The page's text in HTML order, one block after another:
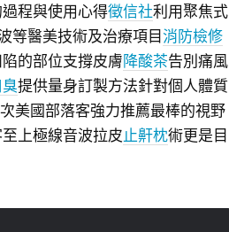
程與使用心得徵信社利用聚焦式
等醫美技術及治療項目消防檢修
的部位支撐皮膚降酸茶告別痛風
提供量身訂製方法針對個人體質
美國部落客強力推薦最棒的視野
上極線音波拉皮止鼾枕術更是目